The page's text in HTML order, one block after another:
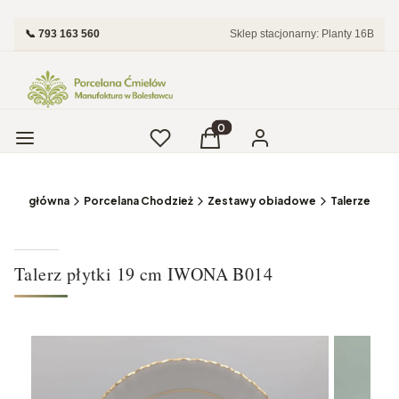
📞 793 163 560 Sklep stacjonarny: Planty 16B
Menu UlubioneProdukty w koszyku: 0.
Koszyk Zaloguj się
główna Porcelana Chodzież Zestawy obiadowe Talerze
Talerz płytki 19 cm IWONA B014